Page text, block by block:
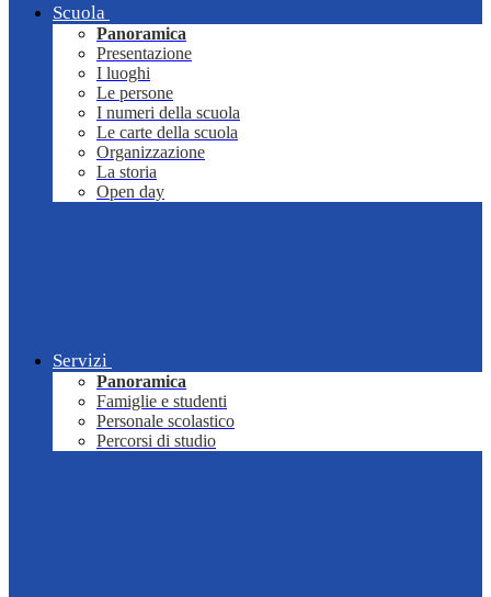
Scuola
Panoramica
Presentazione
I luoghi
Le persone
I numeri della scuola
Le carte della scuola
Organizzazione
La storia
Open day
Servizi
Panoramica
Famiglie e studenti
Personale scolastico
Percorsi di studio